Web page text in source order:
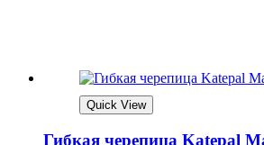
Quick View
Гибкая черепица Katepal